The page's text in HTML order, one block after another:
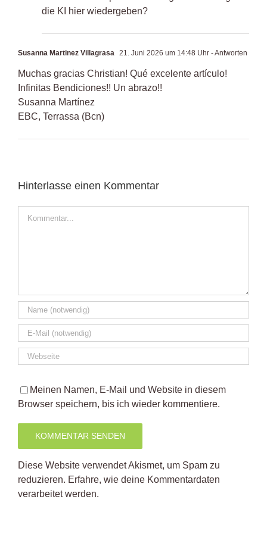
die KI hier wiedergeben?
Susanna Martinez Villagrasa 21. Juni 2026 um 14:48 Uhr - Antworten
Muchas gracias Christian! Qué excelente artículo!
Infinitas Bendiciones!! Un abrazo!!
Susanna Martínez
EBC, Terrassa (Bcn)
Hinterlasse einen Kommentar
Meinen Namen, E-Mail und Website in diesem
Browser speichern, bis ich wieder kommentiere.
Diese Website verwendet Akismet, um Spam zu
reduzieren. Erfahre, wie deine Kommentardaten
verarbeitet werden.